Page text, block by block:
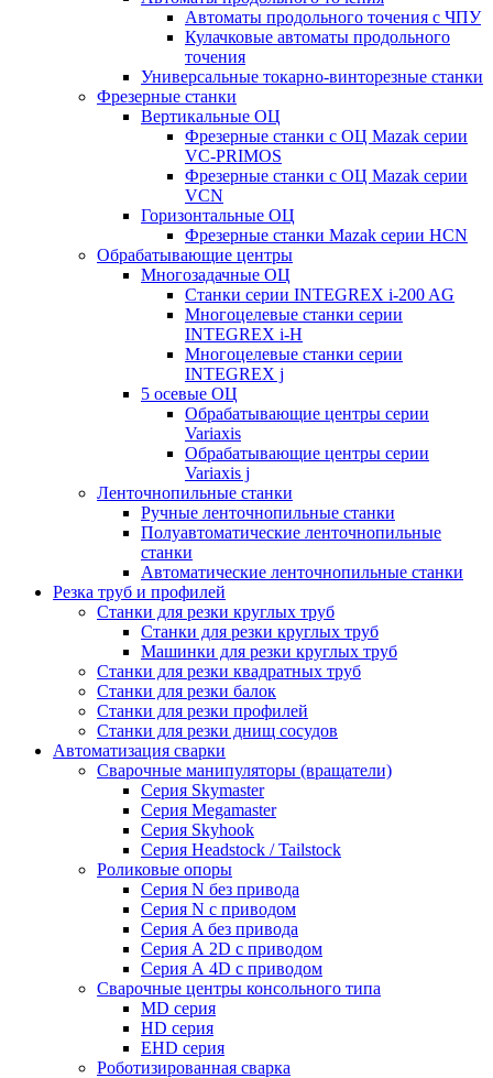
Автоматы продольного точения с ЧПУ
Кулачковые автоматы продольного
точения
Универсальные токарно-винторезные станки
Фрезерные станки
Вертикальные ОЦ
Фрезерные станки с ОЦ Mazak серии
VC-PRIMOS
Фрезерные станки с ОЦ Mazak серии
VCN
Горизонтальные ОЦ
Фрезерные станки Mazak серии HCN
Обрабатывающие центры
Многозадачные ОЦ
Cтанки серии INTEGREX i-200 AG
Многоцелевые станки серии
INTEGREX i-H
Многоцелевые станки серии
INTEGREX j
5 осевые ОЦ
Обрабатывающие центры серии
Variaxis
Обрабатывающие центры серии
Variaxis j
Ленточнопильные станки
Ручные ленточнопильные станки
Полуавтоматические ленточнопильные
станки
Автоматические ленточнопильные станки
Резка труб и профилей
Станки для резки круглых труб
Станки для резки круглых труб
Машинки для резки круглых труб
Станки для резки квадратных труб
Станки для резки балок
Станки для резки профилей
Станки для резки днищ сосудов
Автоматизация сварки
Сварочные манипуляторы (вращатели)
Серия Skymaster
Серия Megamaster
Серия Skyhook
Серия Headstock / Tailstock
Роликовые опоры
Серия N без привода
Серия N с приводом
Серия A без привода
Серия А 2D с приводом
Серия А 4D с приводом
Сварочные центры консольного типа
MD серия
HD серия
EHD серия
Роботизированная сварка